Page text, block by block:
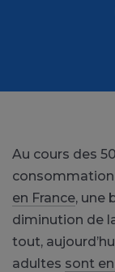
Au cours des
consommation
en France, une
diminution de
tout,
adultes sont